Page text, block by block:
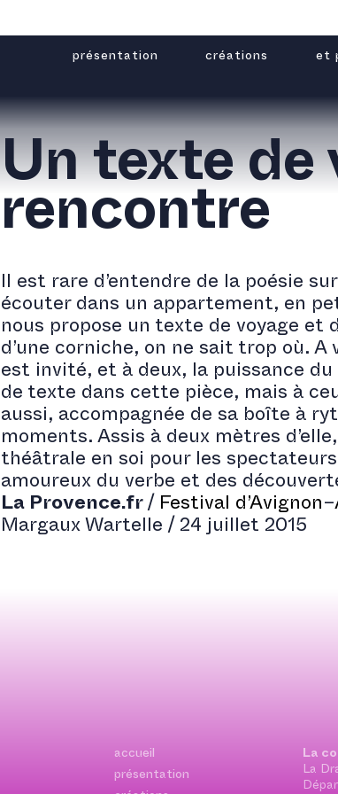
présentation créations et
Un texte de
rencontre
Il est rare d’entendre de la poésie
écouter dans un appartement, en
nous propose un texte de voyage
d’une corniche, on ne sait trop où. A
est invité, et à deux, la puissance du
de texte dans cette pièce, mais à
aussi, accompagnée de sa boîte à
moments. Assis à deux mètres
théâtrale en soi pour les
amoureux du verbe et des
La Provence.fr / Festival d’Avignon –
Margaux Wartelle / 24 juillet 2015
accueil
présentation
La
La